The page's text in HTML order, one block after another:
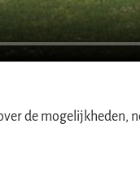
de mogelijkheden,